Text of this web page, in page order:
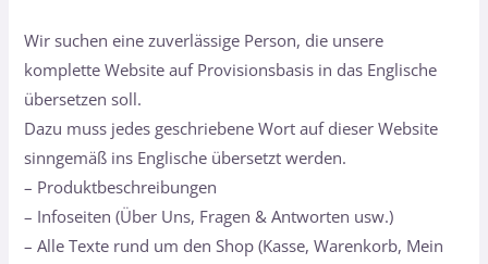
Wir suchen eine zuverlässige Person, die unsere
komplette Website auf Provisionsbasis in das Englische
übersetzen soll.
Dazu muss jedes geschriebene Wort auf dieser Website
sinngemäß ins Englische übersetzt werden.
– Produktbeschreibungen
– Infoseiten (Über Uns, Fragen & Antworten usw.)
– Alle Texte rund um den Shop (Kasse, Warenkorb, Mein